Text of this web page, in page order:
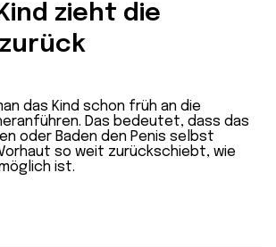
zieht die
das Kind schon früh an die
Das bedeutet, dass das
oder Baden den Penis selbst
so weit zurückschiebt, wie
ist.